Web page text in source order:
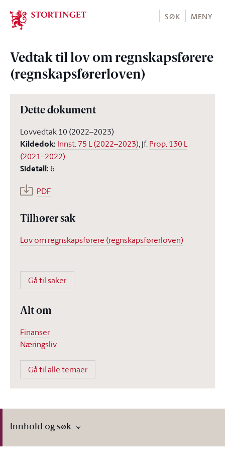
Stortinget.no
SØK MENY
Vedtak til lov om regnskapsførere
(regnskapsførerloven)
Dette dokument
Lovvedtak 10 (2022–2023)
Kildedok: Innst. 75 L (2022–2023), jf.Prop. 130 L
(2021–2022)
Sidetall: 6
PDF
Tilhører sak
Lov om regnskapsførere (regnskapsførerloven)
Gå til saker
Alt om
Finanser
Næringsliv
Gå til alle temaer
Innhold og søk